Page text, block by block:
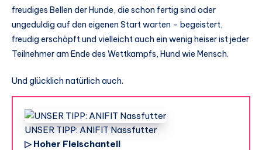
freudiges Bellen der Hunde, die schon fertig sind oder
ungeduldig auf den eigenen Start warten – begeistert,
freudig erschöpft und vielleicht auch ein wenig heiser ist jeder
Teilnehmer am Ende des Wettkampfs, Hund wie Mensch.
Und glücklich natürlich auch.
UNSER TIPP: ANIFIT Nassfutter
▷ Hoher Fleischanteil